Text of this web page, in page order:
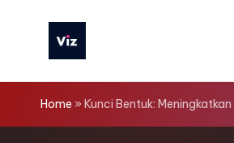
V
iz
Home » Kunci Bentuk: